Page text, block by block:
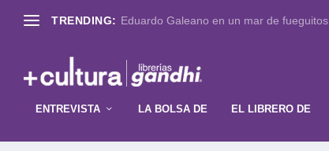
TRENDING: Eduardo Galeano en un mar de fueguitos
ENTREVISTA LA BOLSA DE EL LIBRERO DE